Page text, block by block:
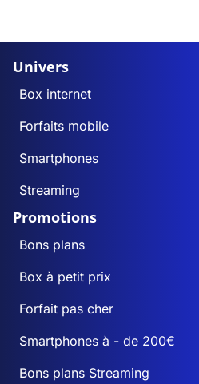
Univers
Box internet
Forfaits mobile
Smartphones
Streaming
Promotions
Bons plans
Box à petit prix
Forfait pas cher
Smartphones à - de 200€
Bons plans Streaming